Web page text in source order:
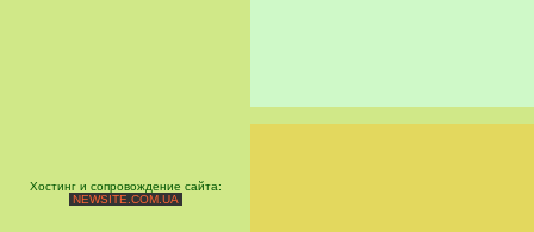
Хостинг и сопровождение сайта:
NEWSITE.COM.UA